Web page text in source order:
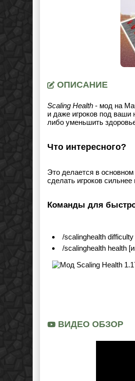
ОПИСАНИЕ
Scaling Health - мод на
и даже игроков под
либо уменьшить
Что интересного?
Это делается в
сделать игроков
Команды для
/scalinghealth
/scalinghealth health
ВИДЕО ОБЗОР